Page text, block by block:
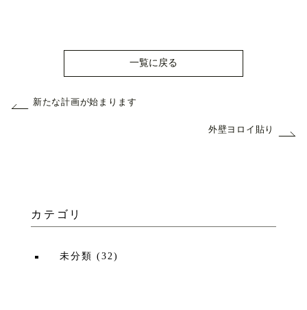
一覧に戻る
新たな計画が始まります
外壁ヨロイ貼り
カテゴリ
未分類 (32)